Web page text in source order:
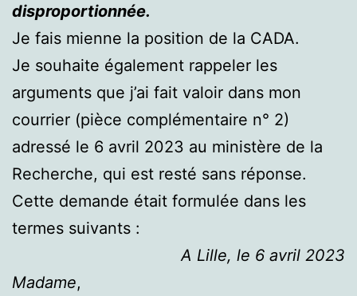
disproportionnée.
Je fais mienne la position de la CADA.
Je souhaite également rappeler les
arguments que j’ai fait valoir dans mon
courrier (pièce complémentaire n° 2)
adressé le 6 avril 2023 au ministère de la
Recherche, qui est resté sans réponse.
Cette demande était formulée dans les
termes suivants :
A Lille, le 6 avril 2023
Madame,